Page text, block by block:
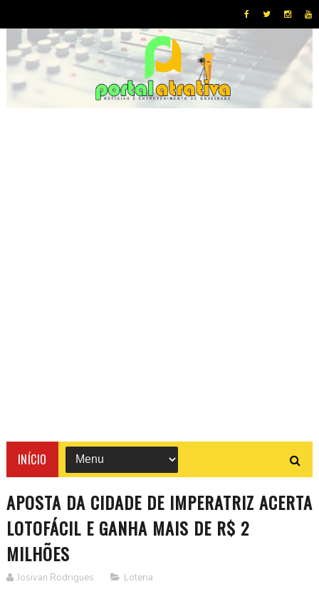
INÍCIO
APOSTA DA CIDADE DE IMPERATRIZ ACERTA
LOTOFÁCIL E GANHA MAIS DE R$ 2
MILHÕES
Josivan Rodrigues Loteria